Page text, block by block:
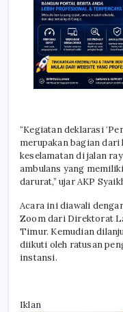
“Kegiatan deklarasi
merupakan bagian
keselamatan di jalan
ambulans yang
darurat,” ujar AKP
Acara ini diawali
Zoom dari Direktorat
Timur. Kemudian
diikuti oleh ratusan
instansi.
Iklan